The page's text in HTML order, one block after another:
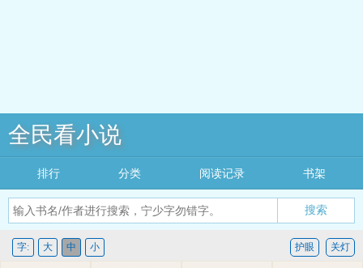
全民看小说
搜索
排行 分类 阅读记录 书架
字: 大 中 小 关灯
护眼